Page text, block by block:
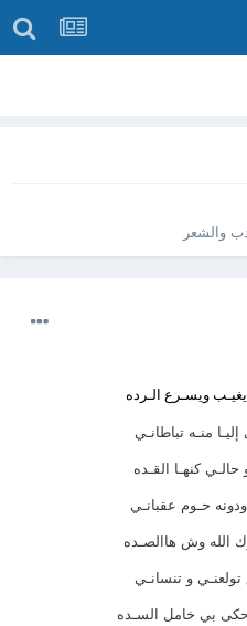
والشعر
ويسـرع الـرده
منـه تباطانـي
كنهـا القـده
حـوم عقبانـي
الله وش هاالصـده
و تنسانـي
بي خامل السـده